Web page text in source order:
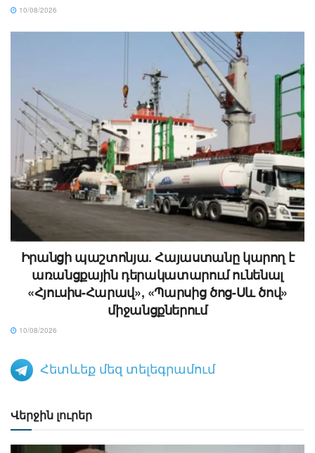
10/08/2026
Իրանցի պաշտոնյա. Հայաստանը կարող է
առանցքային դերակատարում ունենալ
«Հյուսիս-Հարավ», «Պարսից ծոց-Սև ծով»
միջանցքներում
10/08/2026
Հետևեք մեզ տելեգրամում
Վերջին լուրեր